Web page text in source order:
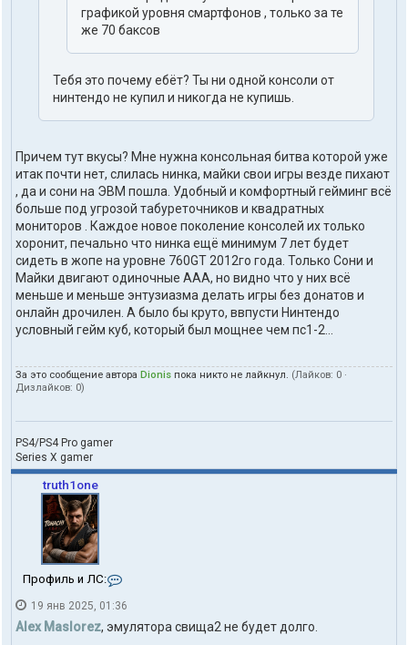
графикой уровня смартфонов , только за те
же 70 баксов
Тебя это почему ебёт? Ты ни одной консоли от
нинтендо не купил и никогда не купишь.
Причем тут вкусы? Мне нужна консольная битва которой уже
итак почти нет, слилась нинка, майки свои игры везде пихают
, да и сони на ЭВМ пошла. Удобный и комфортный гейминг всё
больше под угрозой табуреточников и квадратных
мониторов . Каждое новое поколение консолей их только
хоронит, печально что нинка ещё минимум 7 лет будет
сидеть в жопе на уровне 760GT 2012го года. Только Сони и
Майки двигают одиночные ААА, но видно что у них всё
меньше и меньше энтузиазма делать игры без донатов и
онлайн дрочилен. А было бы круто, ввпусти Нинтендо
условный гейм куб, который был мощнее чем пс1-2...
За это сообщение автора Dionis пока никто не лайкнул. (Лайков: 0 ·
Дизлайков: 0)
PS4/PS4 Pro gamer
Series X gamer
truth1one
Профиль и ЛС:
н
т
а
19 янв 2025, 01:36
Alex Maslorez, эмулятора свища2 не будет долго.